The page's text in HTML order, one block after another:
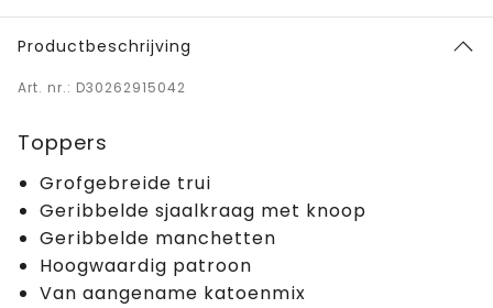
Productbeschrijving
Art. nr.: D30262915042
Toppers
Grofgebreide trui
Geribbelde sjaalkraag met knoop
Geribbelde manchetten
Hoogwaardig patroon
Van aangename katoenmix